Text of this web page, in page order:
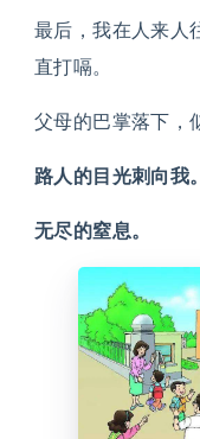
最后，我在人来人
直打嗝。
父母的巴掌落下，
路人的目光刺向我。
无尽的窒息。